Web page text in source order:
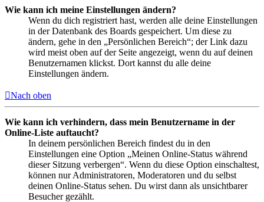
Wie kann ich meine Einstellungen ändern?
Wenn du dich registriert hast, werden alle deine Einstellungen
in der Datenbank des Boards gespeichert. Um diese zu
ändern, gehe in den „Persönlichen Bereich“; der Link dazu
wird meist oben auf der Seite angezeigt, wenn du auf deinen
Benutzernamen klickst. Dort kannst du alle deine
Einstellungen ändern.
Nach oben
Wie kann ich verhindern, dass mein Benutzername in der
Online-Liste auftaucht?
In deinem persönlichen Bereich findest du in den
Einstellungen eine Option „Meinen Online-Status während
dieser Sitzung verbergen“. Wenn du diese Option einschaltest,
können nur Administratoren, Moderatoren und du selbst
deinen Online-Status sehen. Du wirst dann als unsichtbarer
Besucher gezählt.